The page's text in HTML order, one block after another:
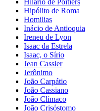
Hipólito de Roma
Homilias
Inácio de Antioquia
Ireneu de Lyon
Isaac da Estrela
Isaac, o Sírio
Jean Cassier
Jerônimo
João Carpátio
João Cassiano
João Clímaco
João Crisóstomo